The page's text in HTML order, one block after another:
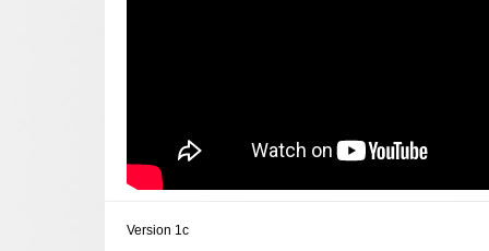
Version 1c